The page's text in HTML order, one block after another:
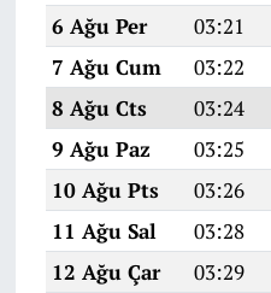
6 Ağu Per
03:21
7 Ağu Cum
03:22
8 Ağu Cts
03:24
9 Ağu Paz
03:25
10 Ağu Pts
03:26
11 Ağu Sal
03:28
12 Ağu Çar
03:29